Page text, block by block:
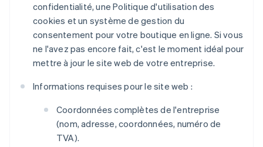
confidentialité, une Politique d'utilisation des
cookies et un système de gestion du
consentement pour votre boutique en ligne. Si vous
ne l'avez pas encore fait, c'est le moment idéal pour
mettre à jour le site web de votre entreprise.
Informations requises pour le site web :
Coordonnées complètes de l'entreprise
(nom, adresse, coordonnées, numéro de
TVA).